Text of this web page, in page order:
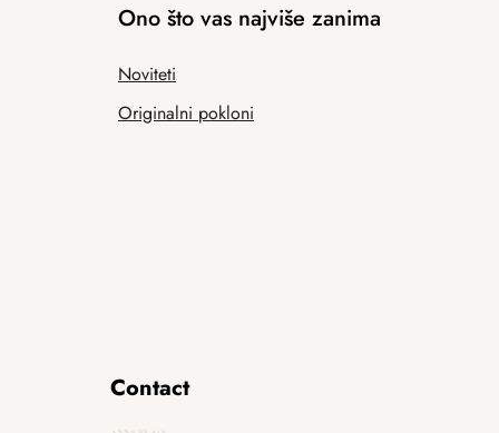
Ono što vas najviše zanima
Noviteti
Originalni pokloni
Contact